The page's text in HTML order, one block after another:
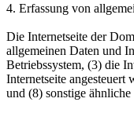
4. Erfassung von
Die Internetseite der
allgemeinen Daten und
Betriebssystem, (3) die
Internetseite
und (8) sonstige